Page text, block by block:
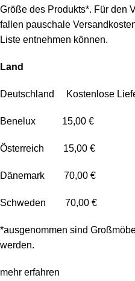
Größe des Produkts*. Für den
fallen pauschale
Liste entnehmen können.
Land
Deutschland Kostenlose
Benelux 15,00 €
Österreich 15,00 €
Dänemark 70,00 €
Schweden 70,00 €
*ausgenommen sind
werden.
mehr erfahren